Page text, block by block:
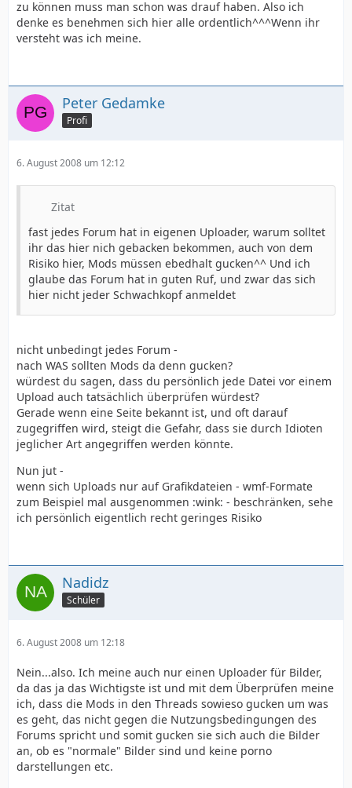
zu können muss man schon was drauf haben. Also ich
denke es benehmen sich hier alle ordentlich^^^Wenn ihr
versteht was ich meine.
Peter Gedamke
Profi
6. August 2008 um 12:12
Zitat
fast jedes Forum hat in eigenen Uploader, warum solltet
ihr das hier nich gebacken bekommen, auch von dem
Risiko hier, Mods müssen ebedhalt gucken^^ Und ich
glaube das Forum hat in guten Ruf, und zwar das sich
hier nicht jeder Schwachkopf anmeldet
nicht unbedingt jedes Forum -
nach WAS sollten Mods da denn gucken?
würdest du sagen, dass du persönlich jede Datei vor einem
Upload auch tatsächlich überprüfen würdest?
Gerade wenn eine Seite bekannt ist, und oft darauf
zugegriffen wird, steigt die Gefahr, dass sie durch Idioten
jeglicher Art angegriffen werden könnte.
Nun jut -
wenn sich Uploads nur auf Grafikdateien - wmf-Formate
zum Beispiel mal ausgenommen :wink: - beschränken, sehe
ich persönlich eigentlich recht geringes Risiko
Nadidz
Schüler
6. August 2008 um 12:18
Nein...also. Ich meine auch nur einen Uploader für Bilder,
da das ja das Wichtigste ist und mit dem Überprüfen meine
ich, dass die Mods in den Threads sowieso gucken um was
es geht, das nicht gegen die Nutzungsbedingungen des
Forums spricht und somit gucken sie sich auch die Bilder
an, ob es "normale" Bilder sind und keine porno
darstellungen etc.